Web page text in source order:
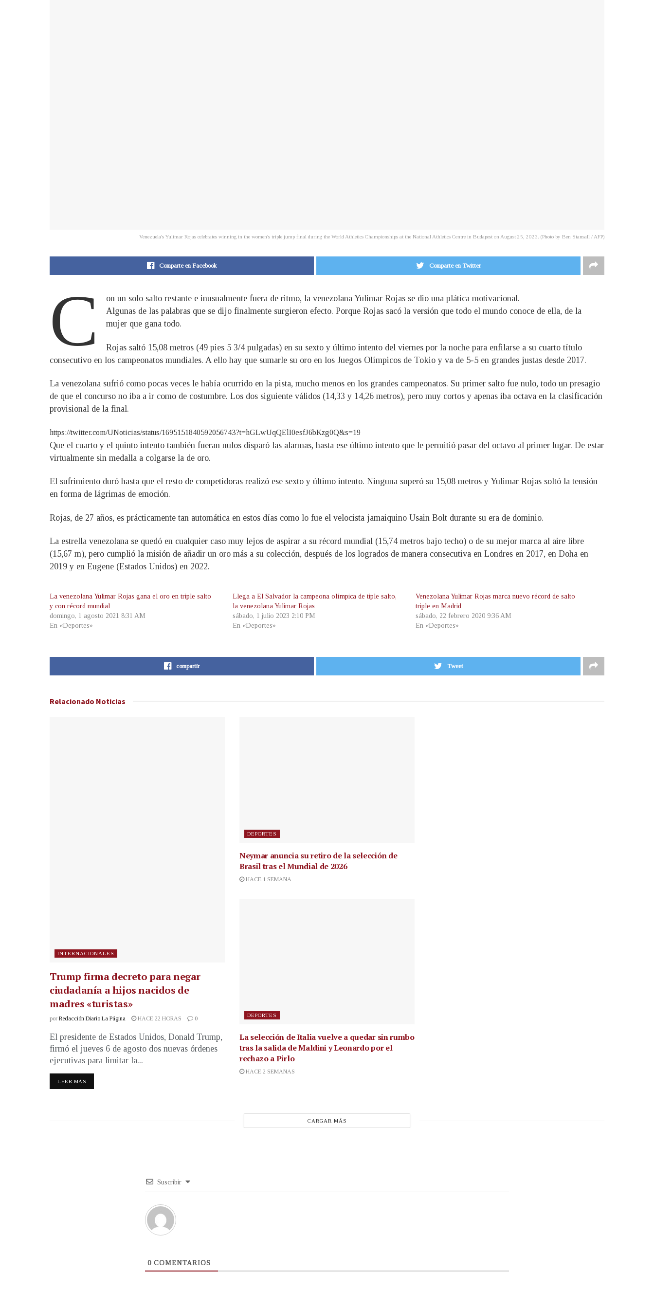
Venezuela's Yulimar Rojas celebrates winning in the women's triple jump final during the World Athletics Championships at the National Athletics Centre in Budapest on August 25, 2023. (Photo by Ben Stansall / AFP)
Comparte en Facebook Comparte en Twitter
C
on un solo salto restante e inusualmente fuera de ritmo, la venezolana Yulimar Rojas se dio una plática motivacional.
Algunas de las palabras que se dijo finalmente surgieron efecto. Porque Rojas sacó la versión que todo el mundo conoce de ella, de la
mujer que gana todo.
Rojas saltó 15,08 metros (49 pies 5 3/4 pulgadas) en su sexto y último intento del viernes por la noche para enfilarse a su cuarto título
consecutivo en los campeonatos mundiales. A ello hay que sumarle su oro en los Juegos Olímpicos de Tokio y va de 5-5 en grandes justas desde 2017.
La venezolana sufrió como pocas veces le había ocurrido en la pista, mucho menos en los grandes campeonatos. Su primer salto fue nulo, todo un presagio
de que el concurso no iba a ir como de costumbre. Los dos siguiente válidos (14,33 y 14,26 metros), pero muy cortos y apenas iba octava en la clasificación
provisional de la final.
https://twitter.com/UNoticias/status/1695151840592056743?t=hGLwUqQElI0esfJ6bKzg0Q&s=19
Que el cuarto y el quinto intento también fueran nulos disparó las alarmas, hasta ese último intento que le permitió pasar del octavo al primer lugar. De estar
virtualmente sin medalla a colgarse la de oro.
El sufrimiento duró hasta que el resto de competidoras realizó ese sexto y último intento. Ninguna superó su 15,08 metros y Yulimar Rojas soltó la tensión
en forma de lágrimas de emoción.
Rojas, de 27 años, es prácticamente tan automática en estos días como lo fue el velocista jamaiquino Usain Bolt durante su era de dominio.
La estrella venezolana se quedó en cualquier caso muy lejos de aspirar a su récord mundial (15,74 metros bajo techo) o de su mejor marca al aire libre
(15,67 m), pero cumplió la misión de añadir un oro más a su colección, después de los logrados de manera consecutiva en Londres en 2017, en Doha en
2019 y en Eugene (Estados Unidos) en 2022.
La venezolana Yulimar Rojas gana el oro en triple salto
y con récord mundial
domingo, 1 agosto 2021 8:31 AM
En «Deportes»
Llega a El Salvador la campeona olímpica de tiple salto,
la venezolana Yulimar Rojas
sábado, 1 julio 2023 2:10 PM
En «Deportes»
Venezolana Yulimar Rojas marca nuevo récord de salto
triple en Madrid
sábado, 22 febrero 2020 9:36 AM
En «Deportes»
compartir Tweet
Relacionado Noticias
INTERNACIONALES
Trump firma decreto para negar
ciudadanía a hijos nacidos de
madres «turistas»
por Redacción Diario La Página HACE 22 HORAS 0
El presidente de Estados Unidos, Donald Trump,
firmó el jueves 6 de agosto dos nuevas órdenes
ejecutivas para limitar la...
LEER MÁS
DEPORTES
Neymar anuncia su retiro de la selección de
Brasil tras el Mundial de 2026
HACE 1 SEMANA
DEPORTES
La selección de Italia vuelve a quedar sin rumbo
tras la salida de Maldini y Leonardo por el
rechazo a Pirlo
HACE 2 SEMANAS
CARGAR MÁS
Suscribir
0 COMENTARIOS